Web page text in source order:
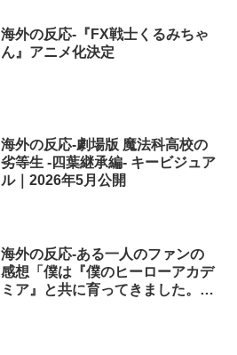
海外の反応-『FX戦士くるみちゃ
ん』アニメ化決定
海外の反応-劇場版 魔法科高校の
劣等生 -四葉継承編- キービジュア
ル｜2026年5月公開
海外の反応-ある一人のファンの
感想「僕は『僕のヒーローアカデ
ミア』と共に育ってきました。そ